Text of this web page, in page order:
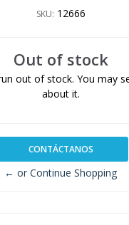
SKU: 12666
Out of stock
out of stock. You may
about it.
CONTÁCTANOS
← or Continue Shopping